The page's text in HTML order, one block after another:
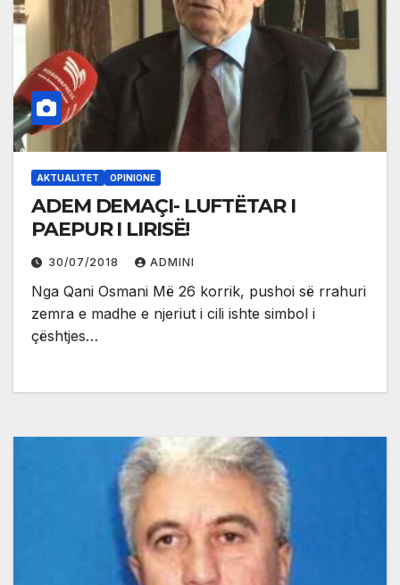
AKTUALITET OPINIONE
ADEM DEMAÇI- LUFTËTAR I
PAEPUR I LIRISË!
30/07/2018 ADMINI
Nga Qani Osmani Më 26 korrik, pushoi së rrahuri
zemra e madhe e njeriut i cili ishte simbol i
çështjes…